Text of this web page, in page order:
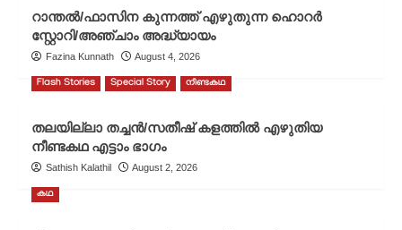
by
ChatGPT/Sathish
Kalathil
റാന്തൽ/ഫാസിന കുന്നത്ത് എഴുതുന്ന ഹൊറർ
സ്റ്റോറി/അഞ്ചാം അദ്ധ്യായം
Fazina Kunnath August 4, 2026
Flash Stories Special Story നീണ്ടകഥ
തലയില്ലാ തച്ചൻ/സതീഷ് കളത്തിൽ എഴുതിയ
നീണ്ടകഥ എട്ടാം ഭാഗം
Sathish Kalathil August 2, 2026
കഥ